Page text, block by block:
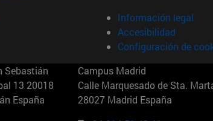
Información legal
Accesibilidad
Configuración de
Sebastián
13 20018
España
Campus Madrid
Calle Marquesado de Sta.
28027 Madrid España